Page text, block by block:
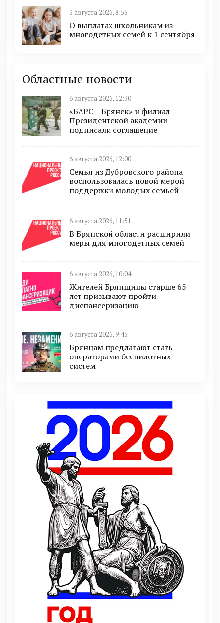
3 августа 2026, 8:55
О выплатах школьникам из
многодетных семей к 1 сентября
Областные новости
6 августа 2026, 12:30
«БАРС – Брянск» и филиал
Президентской академии
подписали соглашение
6 августа 2026, 12:00
Семья из Дубровского района
воспользовалась новой мерой
поддержки молодых семьей
6 августа 2026, 11:51
В Брянской области расширили
меры для многодетных семей
6 августа 2026, 10:04
Жителей Брянщины старше 65
лет призывают пройти
диспансеризацию
6 августа 2026, 9:45
Брянцам предлагают cтать
оперaтoрами бeспилотных
систeм